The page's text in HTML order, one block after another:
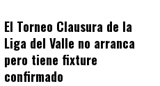
El Torneo Clausura de la
Liga del Valle no arranca
pero tiene fixture
confirmado